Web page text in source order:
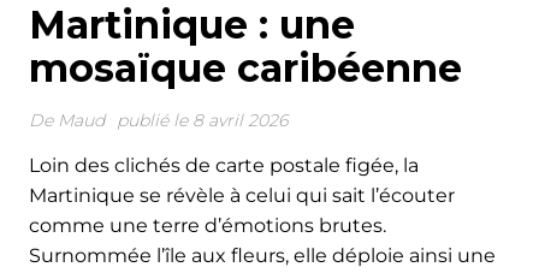
Martinique : une
mosaïque caribéenne
De Maud publié le 8 avril 2026
Loin des clichés de carte postale figée, la
Martinique se révèle à celui qui sait l’écouter
comme une terre d’émotions brutes.
Surnommée l’île aux fleurs, elle déploie ainsi une